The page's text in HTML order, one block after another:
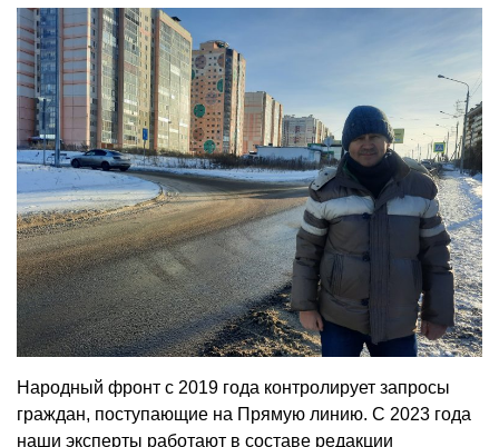
Народный фронт с 2019 года контролирует запросы
граждан, поступающие на Прямую линию. С 2023 года
наши эксперты работают в составе редакции